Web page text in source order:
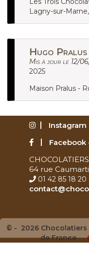
Lagny-sur-
Hugo Pralus
Mis à jour le 12/
2025
Maison Pralus -
Facebook
64 rue
01 42 85 18
© - 2026 Chocolatiers
de France -